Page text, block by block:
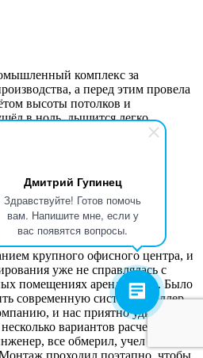
Дмитрий Гупинец
Здравствуйте! Готов помочь
вам. Напишите мне, если у
вас появятся вопросы.
комплекс за
а перед этим провела
высоты потолков и
в ноль, дышится легко.
крупного офисного центра, и
уже не справлялась с
помещениях арендаторов. Было
современную систему “чиллер-
и нас приятно удивило,
вариантов расчета
все обмерил, учел
проходил поэтапно, чтобы